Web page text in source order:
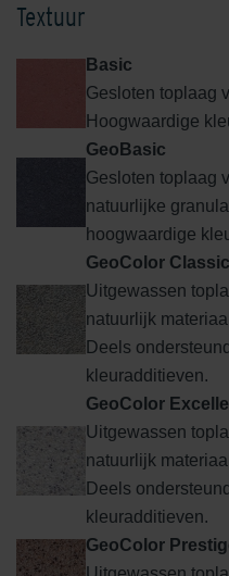
Textuur
Basic
Gesloten toplaag
Hoogwaardige
GeoBasic
Gesloten toplaag
natuurlijke
hoogwaardige
GeoColor Classic
Uitgewassen
natuurlijk
Deels
kleuradditieven.
GeoColor
Uitgewassen
natuurlijk
Deels
kleuradditieven.
GeoColor